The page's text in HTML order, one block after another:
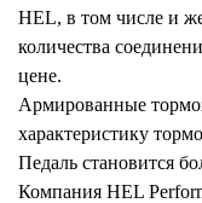
HEL, в том числе и
количества
цене.
Армированные
характеристику
Педаль становится
Компания HEL